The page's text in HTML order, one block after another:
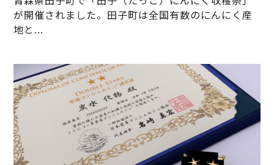
が開催されました。田子町は全国有数のにんにく産
地と...